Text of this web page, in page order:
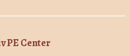
PE Center